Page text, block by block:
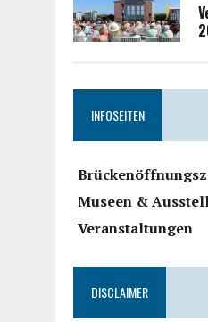
INFOSEITEN
Museen &
Veranstaltungen
DISCLAIMER